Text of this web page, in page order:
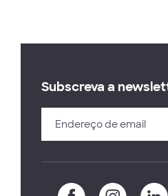
Subscreva a